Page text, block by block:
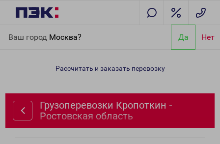
Ваш город Москва? Да Нет
Ростовская область
Рассчитать и заказать перевозку
Грузоперевозки Кропоткин -
Ростовская область